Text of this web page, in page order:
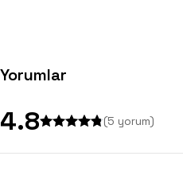
Yorumlar
4.8 (5 yorum)